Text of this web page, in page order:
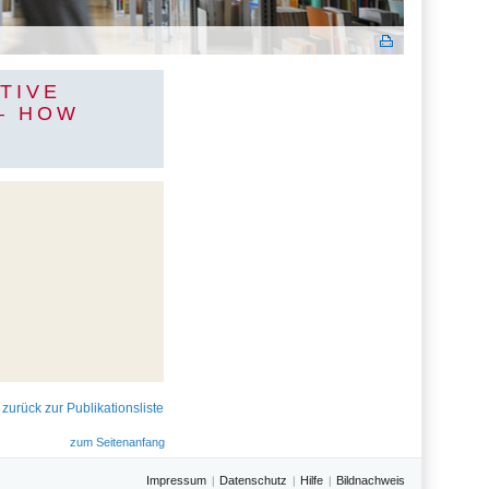
HOW
zurück zur Publikationsliste
zum Seitenanfang
Impressum Datenschutz Hilfe Bildnachweis